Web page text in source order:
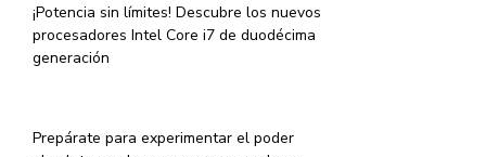
¡Potencia sin límites! Descubre los nuevos
procesadores Intel Core i7 de duodécima
generación
Prepárate para experimentar el poder